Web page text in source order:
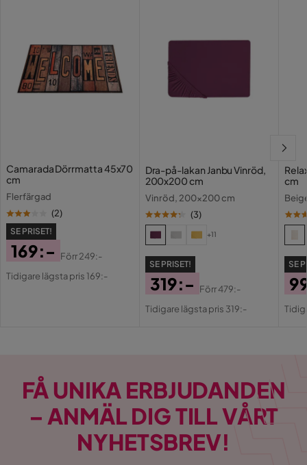
Camarada Dörrmatta 45x70
cm
Flerfärgad
(2)
SE PRISET!
Pris
169:-
Original
Förr249:-
Tidigare lägsta pris 169:-
Dra-på-lakan Janbu Vinröd,
200x200 cm
Vinröd, 200x200 cm
(3)
+11
SE PRISET!
Pris
319:-
Original
Förr479:-
Tidigare lägsta pris 319:-
cm
SE
FÅ UNIKA ERBJUDANDEN
– ANMÄL DIG TILL VÅRT
NYHETSBREV!